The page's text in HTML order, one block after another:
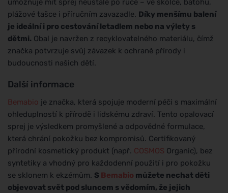
plážové tašce i příručním zavazadle. Díky menšímu balení
je ideální i pro cestování letadlem nebo na výlety s
dětmi. Obal je navržen z recyklovatelného materiálu, čímž
značka potvrzuje svůj závazek k ochraně přírody i
budoucnosti našich dětí.
Další informace
Bemabio je značka, která spojuje moderní péči s maximální
ohleduplností k přírodě i lidskému zdraví. Tento opalovací
sprej je výsledkem promyšlené a odpovědné formulace,
která chrání pokožku bez kompromisů. Certifikovaný
přírodní kosmetický produkt (např. COSMOS Organic), bez
syntetiky a vhodný pro každodenní použití i pro pokožku
se sklonem k ekzémům. S Bemabio můžete nechat děti
objevovat svět pod sluncem s vědomím, že jejich